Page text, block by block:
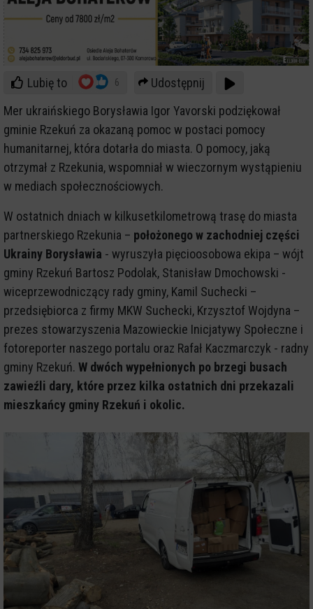
Lubię to 6
Udostępnij
Mer ukraińskiego Borysławia Igor Yavorski podziękował
gminie Rzekuń za okazaną pomoc w postaci pomocy
humanitarnej, która dotarła do miasta. O pomocy, jaką
otrzymał z Rzekunia, wspomniał w wieczornym wystąpieniu
w mediach społecznościowych.
W ostatnich dniach w kilkusetkilometrową trasę do miasta
partnerskiego Rzekunia – położonego w zachodniej części
Ukrainy Borysławia - wyruszyła pięcioosobowa ekipa – wójt
gminy Rzekuń Bartosz Podolak, Stanisław Dmochowski -
wiceprzewodniczący rady gminy, Kamil Suchecki –
przedsiębiorca z firmy MKW Suchecki, Krzysztof Wojdyna –
prezes stowarzyszenia Mazowieckie Inicjatywy Społeczne i
fotoreporter naszego portalu oraz Rafał Kaczmarczyk - radny
gminy Rzekuń. W dwóch wypełnionych po brzegi busach
zawieźli dary, które przez kilka ostatnich dni przekazali
mieszkańcy gminy Rzekuń i okolic.